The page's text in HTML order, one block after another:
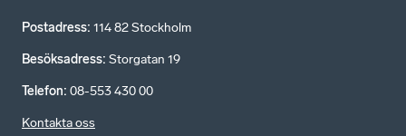
Postadress: 114 82 Stockholm
Besöksadress: Storgatan 19
Telefon: 08-553 430 00
Kontakta oss